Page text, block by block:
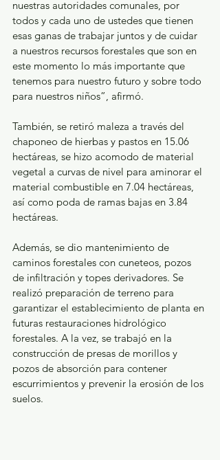
nuestras autoridades comunales, por
todos y cada uno de ustedes que tienen
esas ganas de trabajar juntos y de cuidar
a nuestros recursos forestales que son en
este momento lo más importante que
tenemos para nuestro futuro y sobre todo
para nuestros niños”, afirmó.
También, se retiró maleza a través del
chaponeo de hierbas y pastos en 15.06
hectáreas, se hizo acomodo de material
vegetal a curvas de nivel para aminorar el
material combustible en 7.04 hectáreas,
así como poda de ramas bajas en 3.84
hectáreas.
Además, se dio mantenimiento de
caminos forestales con cuneteos, pozos
de infiltración y topes derivadores. Se
realizó preparación de terreno para
garantizar el establecimiento de planta en
futuras restauraciones hidrológico
forestales. A la vez, se trabajó en la
construcción de presas de morillos y
pozos de absorción para contener
escurrimientos y prevenir la erosión de los
suelos.